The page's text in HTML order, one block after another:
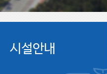
시설안내